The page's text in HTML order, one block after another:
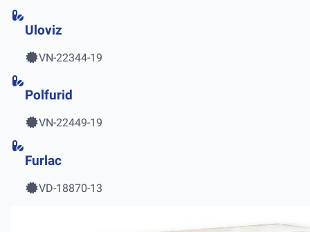
Uloviz
VN-22344-19
Polfurid
VN-22449-19
Furlac
VD-18870-13